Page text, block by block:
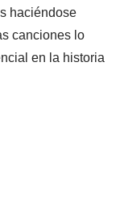
haciéndose
canciones lo
en la historia